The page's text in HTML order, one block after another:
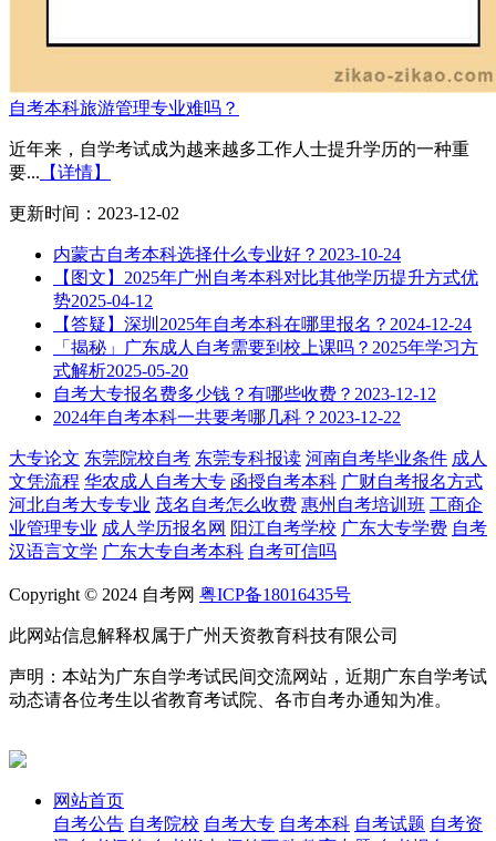
自考本科旅游管理专业难吗？
近年来，自学考试成为越来越多工作人士提升学历的一种重
要... 【详情】
更新时间：2023-12-02
内蒙古自考本科选择什么专业好？ 2023-10-24
【图文】2025年广州自考本科对比其他学历提升方式优
势2025-04-12
【答疑】深圳2025年自考本科在哪里报名？ 2024-12-24
「揭秘」广东成人自考需要到校上课吗？2025年学习方
式解析2025-05-20
自考大专报名费多少钱？有哪些收费？ 2023-12-12
2024年自考本科一共要考哪几科？ 2023-12-22
大专论文 东莞院校自考 东莞专科报读 河南自考毕业条件 成人
文凭流程 华农成人自考大专 函授自考本科 广财自考报名方式
河北自考大专专业 茂名自考怎么收费 惠州自考培训班 工商企
业管理专业 成人学历报名网 阳江自考学校 广东大专学费 自考
汉语言文学 广东大专自考本科 自考可信吗
Copyright © 2024 自考网 粤ICP备18016435号
此网站信息解释权属于广州天资教育科技有限公司
声明：本站为广东自学考试民间交流网站，近期广东自学考试
动态请各位考生以省教育考试院、各市自考办通知为准。
网站首页
自考公告 自考院校 自考大专 自考本科 自考试题 自考资